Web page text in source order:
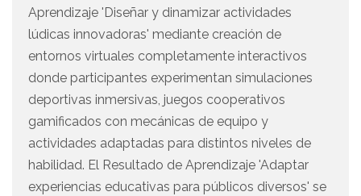
Aprendizaje 'Diseñar y dinamizar actividades
lúdicas innovadoras' mediante creación de
entornos virtuales completamente interactivos
donde participantes experimentan simulaciones
deportivas inmersivas, juegos cooperativos
gamificados con mecánicas de equipo y
actividades adaptadas para distintos niveles de
habilidad. El Resultado de Aprendizaje 'Adaptar
experiencias educativas para públicos diversos' se